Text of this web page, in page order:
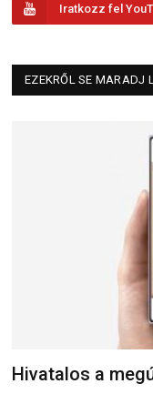
Iratkozz fel
EZEKRŐL SE MARADJ
Hivatalos a